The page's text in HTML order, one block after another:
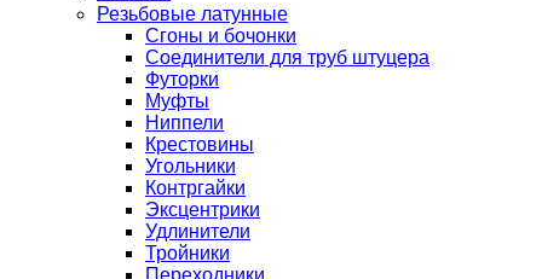
Резьбовые латунные
Сгоны и бочонки
Соединители для труб штуцера
Футорки
Муфты
Ниппели
Крестовины
Угольники
Контргайки
Эксцентрики
Удлинители
Тройники